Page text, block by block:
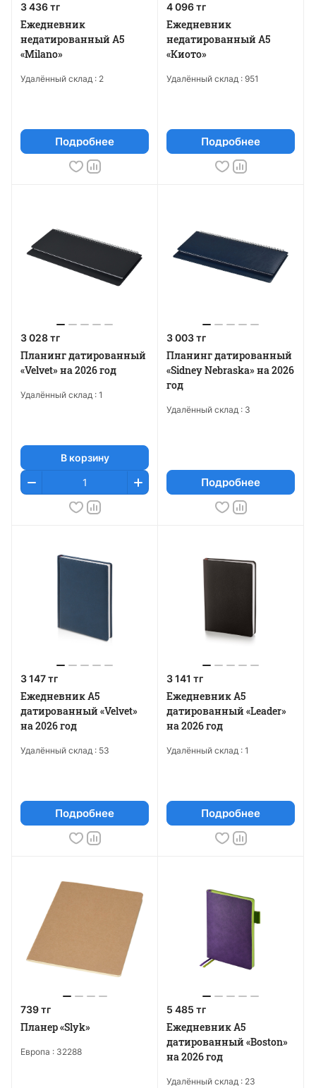
3 436 тг
Ежедневник
недатированный А5
«Milano»
Удалённый склад : 2
Подробнее
4 096 тг
Ежедневник
недатированный А5
«Киото»
Удалённый склад : 951
Подробнее
3 028 тг
Планинг датированный
«Velvet» на 2026 год
Удалённый склад : 1
В корзину
3 003 тг
Планинг датированный
«Sidney Nebraska» на 2026
год
Удалённый склад : 3
Подробнее
3 147 тг
Ежедневник А5
датированный «Velvet»
на 2026 год
Удалённый склад : 53
Подробнее
3 141 тг
Ежедневник А5
датированный «Leader»
на 2026 год
Удалённый склад : 1
Подробнее
739 тг
Планер «Slyk»
Европа : 32288
5 485 тг
Ежедневник А5
датированный «Boston»
на 2026 год
Удалённый склад : 23